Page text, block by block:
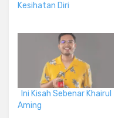
Kesihatan Diri
Ini Kisah Sebenar Khairul
Aming